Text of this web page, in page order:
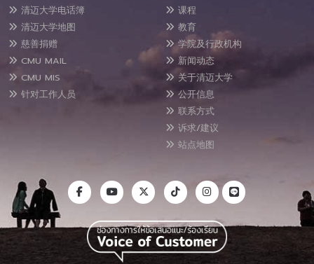
清迈大学电话簿
清迈大学地图
慈善捐赠
CMU MAIL
CMU MIS
针对工作人员
课程
教育
学院及行政机构
新闻动态
关于清迈大学
公开信息
联系方式
诉求/建议
站点地图